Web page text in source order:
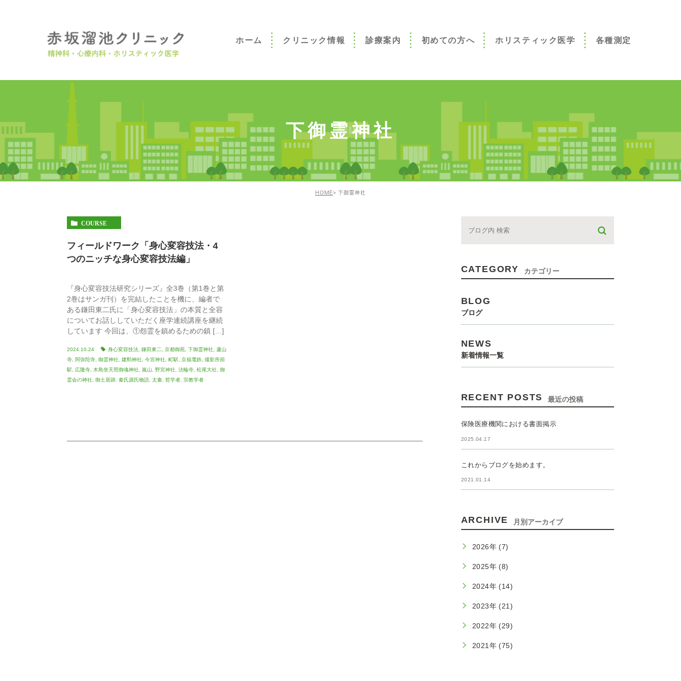
ホーム クリニック情報 診療案内 初めての方へ ホリスティック医学 各種測定
下御霊神社
HOME 下御霊神社
COURSE
フィールドワーク「身心変容技法・4
つのニッチな身心変容技法編」
『身心変容技法研究シリーズ』全3巻（第1巻と第
2巻はサンガ刊）を完結したことを機に、編者で
ある鎌田東二氏に「身心変容技法」の本質と全容
についてお話ししていただく座学連続講座を継続
しています 今回は、①怨霊を鎮めるための鎮 […]
2024.10.24 身心変容技法 鎌田東二 京都御苑 下御霊神社
蘆山
寺 阿弥陀寺 御霊神社 建勲神社 今宮神社 町駅 京福電鉄 撮影所前
駅
広隆寺 木島坐天照御魂神社 嵐山 野宮神社 法輪寺 松尾大社 御
霊会の神社 御土居跡 秦氏源氏物語 太秦 哲学者 宗教学者
CATEGORY カテゴリー
BLOG
ブログ
NEWS
新着情報一覧
RECENT POSTS 最近の投稿
保険医療機関における書面掲示
2025.04.17
これからブログを始めます。
2021.01.14
ARCHIVE 月別アーカイブ
2026年 (7)
2025年 (8)
2024年 (14)
2023年 (21)
2022年 (29)
2021年 (75)